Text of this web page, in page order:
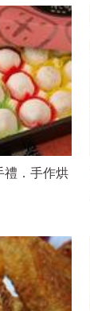
禮．手作烘